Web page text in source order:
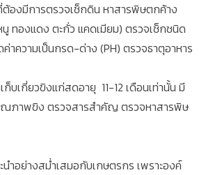
องมีการตรวจเช็กดิน หาสารพิษตกค้าง
นู ทองแดง ตะกั่ว แคดเมียม) ตรวจเช็กชนิด
าความเป็นกรด-ด่าง (PH) ตรวจธาตุอาหาร
ก็บเกี่ยวขิงแก่สดอายุ 11-12 เดือนเท่านั้น มี
ภาพขิง ตรวจสารสำคัญ ตรวจหาสารพิษ
ำอย่างสม่ำเสมอกับเกษตรกร เพราะองค์